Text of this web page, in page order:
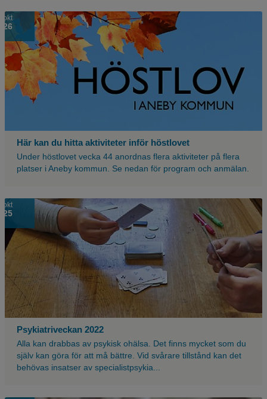
okt
26
Här kan du hitta aktiviteter inför höstlovet
Under höstlovet vecka 44 anordnas flera aktiviteter på flera
platser i Aneby kommun. Se nedan för program och anmälan.
okt
25
Psykiatriveckan 2022
Alla kan drabbas av psykisk ohälsa. Det finns mycket som du
själv kan göra för att må bättre. Vid svårare tillstånd kan det
behövas insatser av specialistpsykia...